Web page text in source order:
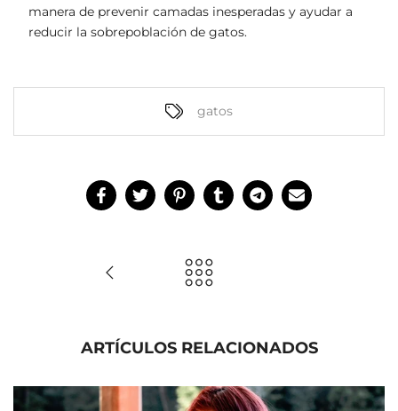
manera de prevenir camadas inesperadas y ayudar a
reducir la sobrepoblación de gatos.
gatos
ARTÍCULOS RELACIONADOS